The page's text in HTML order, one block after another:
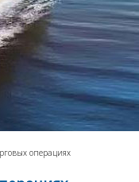
операциях